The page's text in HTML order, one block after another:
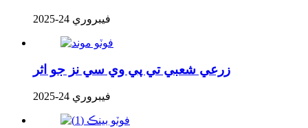
فيبروري 24-2025
زرعي شعبي تي پي وي سي نز جو اثر
فيبروري 24-2025